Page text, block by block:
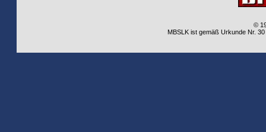
©
MBSLK ist gemäß Urkunde Nr.